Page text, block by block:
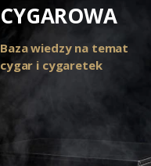
CYGAROWA
Baza wiedzy na temat
cygar i cygaretek